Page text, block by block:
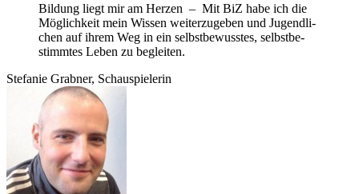
Bil­dung liegt mir am Her­zen – Mit BiZ habe ich die
Mög­lich­keit mein Wis­sen wei­ter­zu­ge­ben und Jugend­li­
chen auf ihrem Weg in ein selbst­be­wuss­tes, selbst­be­
stimm­tes Leben zu begleiten.
Ste­fa­nie Grab­ner, Schauspielerin